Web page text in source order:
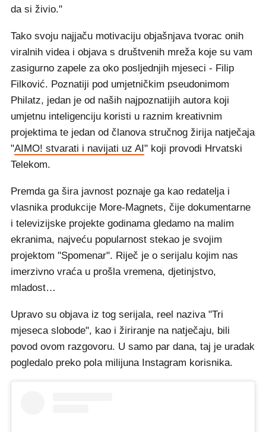
da si živio."
Tako svoju najjaču motivaciju objašnjava tvorac onih
viralnih videa i objava s društvenih mreža koje su vam
zasigurno zapele za oko posljednjih mjeseci - Filip
Filković. Poznatiji pod umjetničkim pseudonimom
Philatz, jedan je od naših najpoznatijih autora koji
umjetnu inteligenciju koristi u raznim kreativnim
projektima te jedan od članova stručnog žirija natječaja
"AIMO! stvarati i navijati uz AI" koji provodi Hrvatski
Telekom.
Premda ga šira javnost poznaje ga kao redatelja i
vlasnika produkcije More-Magnets, čije dokumentarne
i televizijske projekte godinama gledamo na malim
ekranima, najveću popularnost stekao je svojim
projektom "Spomenar". Riječ je o serijalu kojim nas
imerzivno vraća u prošla vremena, djetinjstvo,
mladost…
Upravo su objava iz tog serijala, reel naziva "Tri
mjeseca slobode", kao i žiriranje na natječaju, bili
povod ovom razgovoru. U samo par dana, taj je uradak
pogledalo preko pola milijuna Instagram korisnika.